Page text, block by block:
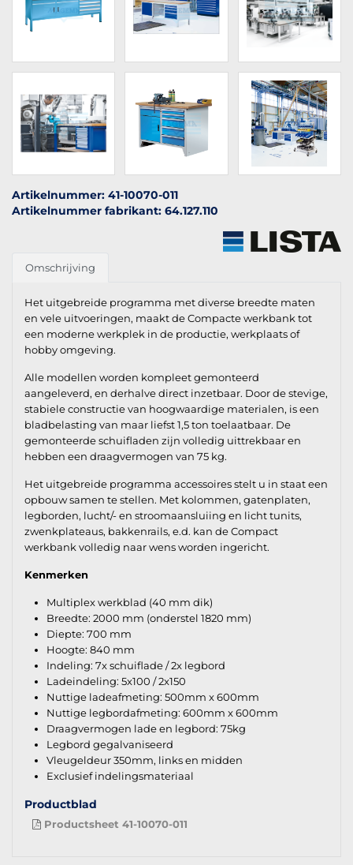
Artikelnummer: 41-10070-011
Artikelnummer fabrikant: 64.127.110
Omschrijving
Het uitgebreide programma met diverse breedte maten
en vele uitvoeringen, maakt de Compacte werkbank tot
een moderne werkplek in de productie, werkplaats of
hobby omgeving.
Alle modellen worden kompleet gemonteerd
aangeleverd, en derhalve direct inzetbaar. Door de stevige,
stabiele constructie van hoogwaardige materialen, is een
bladbelasting van maar liefst 1,5 ton toelaatbaar. De
gemonteerde schuifladen zijn volledig uittrekbaar en
hebben een draagvermogen van 75 kg.
Het uitgebreide programma accessoires stelt u in staat een
opbouw samen te stellen. Met kolommen, gatenplaten,
legborden, lucht/- en stroomaansluiing en licht tunits,
zwenkplateaus, bakkenrails, e.d. kan de Compact
werkbank volledig naar wens worden ingericht.
Kenmerken
Multiplex werkblad (40 mm dik)
Breedte: 2000 mm (onderstel 1820 mm)
Diepte: 700 mm
Hoogte: 840 mm
Indeling: 7x schuiflade / 2x legbord
Ladeindeling: 5x100 / 2x150
Nuttige ladeafmeting: 500mm x 600mm
Nuttige legbordafmeting: 600mm x 600mm
Draagvermogen lade en legbord: 75kg
Legbord gegalvaniseerd
Vleugeldeur 350mm, links en midden
Exclusief indelingsmateriaal
Productblad
Productsheet 41-10070-011